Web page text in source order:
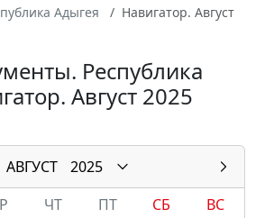
Адыгея
Навигатор. Август
Республика
Август 2025
АВГУСТ
2025
ЧТ ПТ СБ
ВС